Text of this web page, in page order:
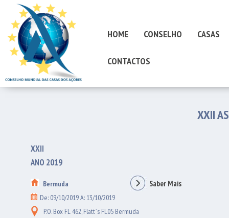
HOME CONSELHO CASAS
CONTACTOS
XXII
XXII
ANO 2019
Bermuda Saber Mais
De: 09/10/2019 A: 13/10/2019
P.O. Box FL 462, Flatt`s FL05 Bermuda